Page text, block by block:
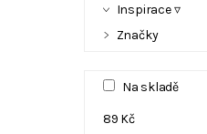
Inspirace ▿
Značky
Na skladě
89 Kč